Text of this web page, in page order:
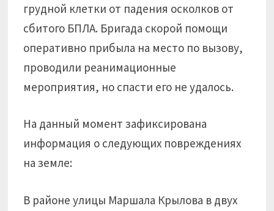
грудной клетки от падения осколков от
сбитого БПЛА. Бригада скорой помощи
оперативно прибыла на место по вызову,
проводили реанимационные
мероприятия, но спасти его не удалось.
На данный момент зафиксирована
информация о следующих повреждениях
на земле:
В районе улицы Маршала Крылова в двух